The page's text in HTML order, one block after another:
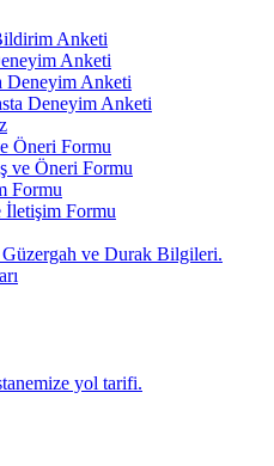
Anketi
Anketi
Deneyim Anketi
Deneyim Anketi
Öneri Formu
ve Öneri Formu
Formu
Formu
ve Durak Bilgileri.
yol tarifi.